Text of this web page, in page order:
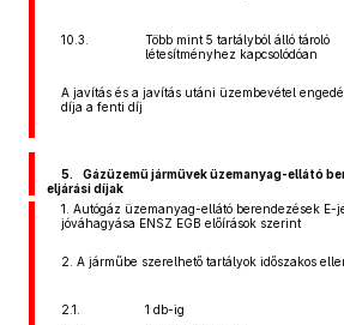
10.3.
Több mint 5 tartályból álló tároló
létesítményhez kapcsolódóan
A javítás és a javítás utáni üzembevétel
díja a fenti díj
5. Gázüzemű járművek üzemanyag-ellátó
eljárási díjak
1. Autógáz üzemanyag-ellátó berendezések E-
jóváhagyása ENSZ EGB előírások szerint
2. A járműbe szerelhető tartályok időszakos
2.1. 1 db-ig